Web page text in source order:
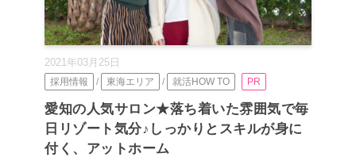
2021年03月25日
採用情報 / 東海エリア / 就活HOW TO PR
愛知の人気サロン★落ち着いた雰囲気で毎
日リゾート気分♪しっかりとスキルが身に
付く、アットホーム